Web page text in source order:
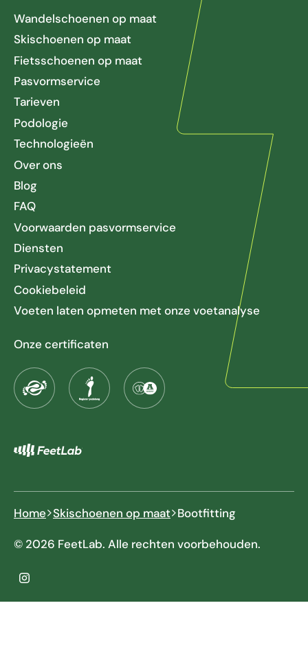
Wandelschoenen op maat
Skischoenen op maat
Fietsschoenen op maat
Pasvormservice
Tarieven
Podologie
Technologieën
Over ons
Blog
FAQ
Voorwaarden pasvormservice
Diensten
Privacystatement
Cookiebeleid
Voeten laten opmeten met onze voetanalyse
Onze certificaten
Home Skischoenen op maat Bootfitting
© 2026 FeetLab. Alle rechten voorbehouden.